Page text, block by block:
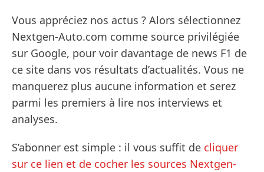
Vous appréciez nos actus ? Alors sélectionnez
Nextgen-Auto.com comme source privilégiée
sur Google, pour voir davantage de news F1 de
ce site dans vos résultats d’actualités. Vous ne
manquerez plus aucune information et serez
parmi les premiers à lire nos interviews et
analyses.
S’abonner est simple : il vous suffit de cliquer
sur ce lien et de cocher les sources Nextgen-